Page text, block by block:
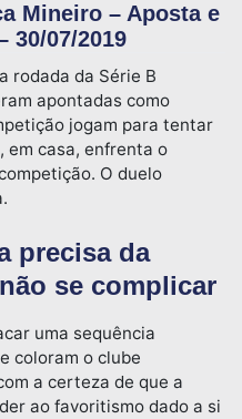
Mineiro – Aposta e
30/07/2019
rodada da Série B
apontadas como
jogam para tentar
em casa, enfrenta o
O duelo
precisa da
se complicar
uma sequência
coloram o clube
a certeza de que a
ao favoritismo dado a si